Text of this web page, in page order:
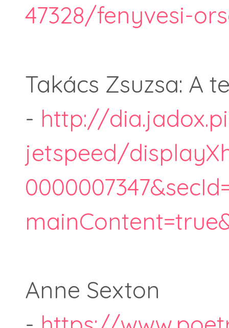
47328/fenyvesi-
Takács Zsuzsa: A
- http://
jetspeed/
Anne Sexton